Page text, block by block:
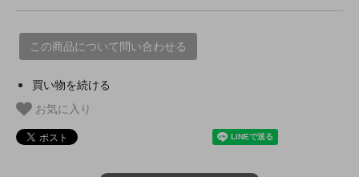
この商品について問い合わせる
買い物を続ける
お気に入り